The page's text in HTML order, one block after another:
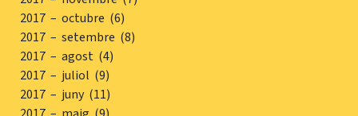
2017 – octubre (6)
2017 – setembre (8)
2017 – agost (4)
2017 – juliol (9)
2017 – juny (11)